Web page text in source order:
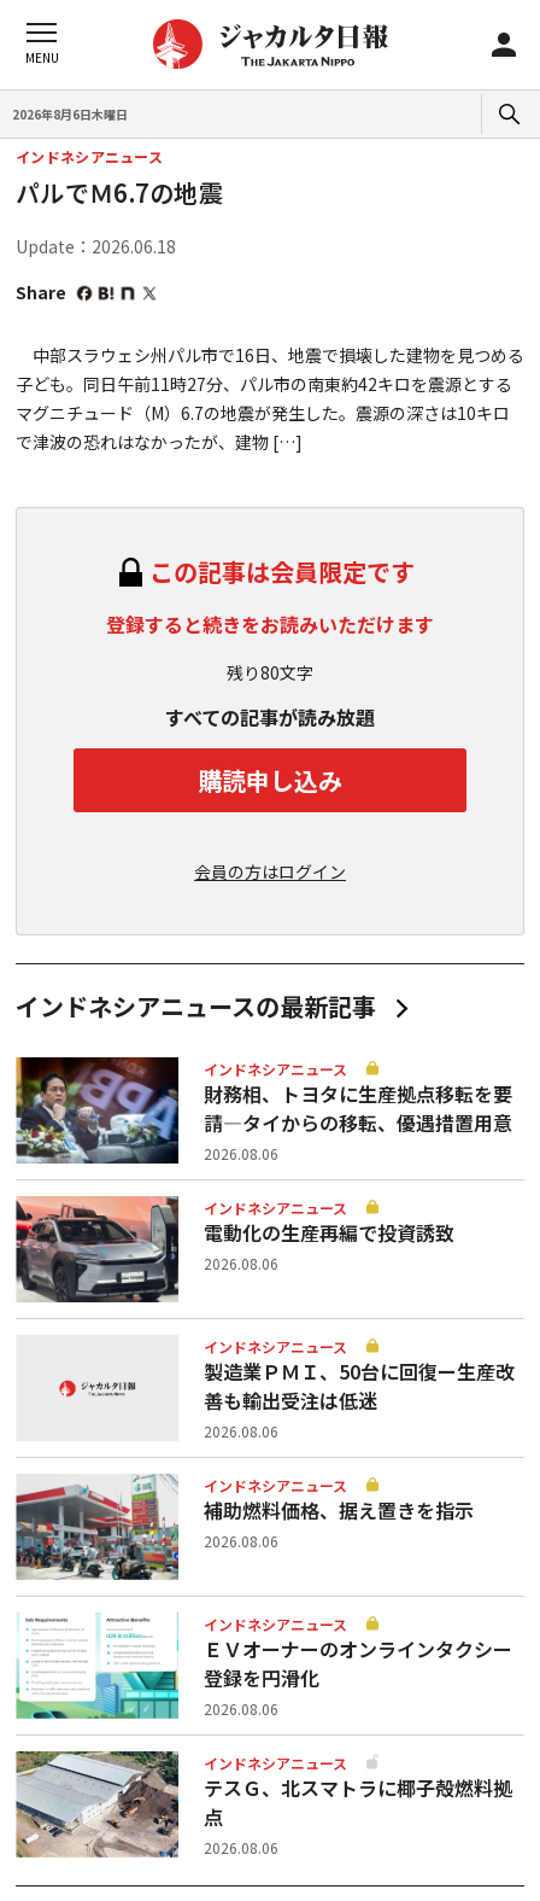
2026年8月6日木曜日
インドネシアニュース
パルでＭ6.7の地震
Update：2026.06.18
Share
中部スラウェシ州パル市で16日、地震で損壊した建物を見つめる
子ども。同日午前11時27分、パル市の南東約42キロを震源とする
マグニチュード（M）6.7の地震が発生した。震源の深さは10キロ
で津波の恐れはなかったが、建物 […]
この記事は会員限定です
登録すると続きをお読みいただけます
残り80文字
すべての記事が読み放題
購読申し込み
会員の方はログイン
インドネシアニュースの最新記事
インドネシアニュース
財務相、トヨタに生産拠点移転を要
請—タイからの移転、優遇措置用意
2026.08.06
インドネシアニュース
電動化の生産再編で投資誘致
2026.08.06
インドネシアニュース
製造業ＰＭＩ、50台に回復ー生産改
善も輸出受注は低迷
2026.08.06
インドネシアニュース
補助燃料価格、据え置きを指示
2026.08.06
インドネシアニュース
ＥＶオーナーのオンラインタクシー
登録を円滑化
2026.08.06
インドネシアニュース
テスＧ、北スマトラに椰子殻燃料拠
点
2026.08.06